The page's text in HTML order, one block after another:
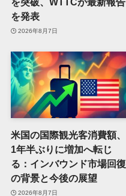
を発表
2026年8月7日
米国の国際観光客消費額、
1年半ぶりに増加へ転じ
る：インバウンド市場回復
の背景と今後の展望
2026年8月7日